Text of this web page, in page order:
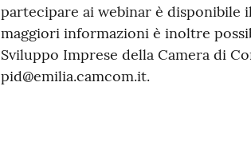
partecipare ai webinar è disponibile
maggiori informazioni è inoltre
Sviluppo Imprese della Camera di
pid@emilia.camcom.it.